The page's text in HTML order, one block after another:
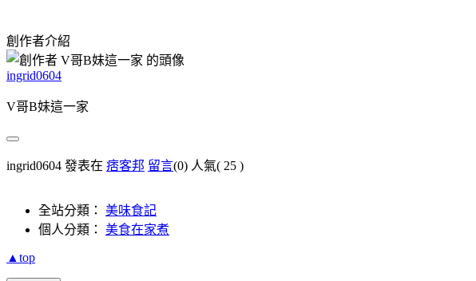
創作者介紹
ingrid0604
V哥B妹這一家
ingrid0604 發表在 痞客邦 留言(0) 人氣( 25 )
全站分類： 美味食記
個人分類： 美食在家煮
▲top